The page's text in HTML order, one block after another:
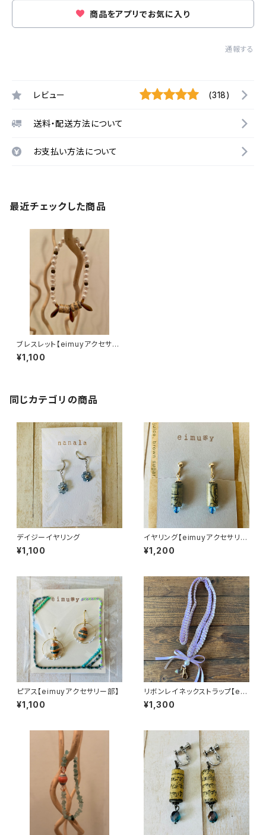
商品をアプリでお気に入り
通報する
レビュー (318)
送料・配送方法について
お支払い方法について
最近チェックした商品
ブレスレット【eimuyアクセサリ
ー部】
¥1,100
同じカテゴリの商品
デイジーイヤリング
¥1,100
イヤリング【eimuyアクセサリー
部】
¥1,200
ピアス【eimuyアクセサリー部】
¥1,100
リボンレイネックストラップ【ei
muyアクセサリー部】
¥1,300